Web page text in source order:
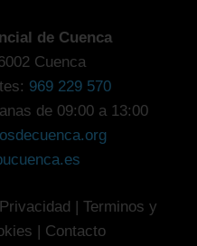
de Cuenca
Cuenca
969 229 570
de 09:00 a 13:00
Terminos y
Contacto